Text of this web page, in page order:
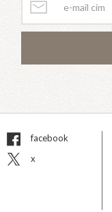
facebook
x